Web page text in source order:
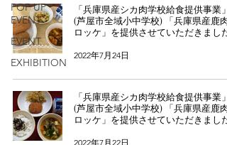
POP UP
EVENT
EVENT
EXHIBITION
「兵庫県産シカ肉学校給食提供事業」
(芦屋市全域小中学校) 「兵庫県産鹿肉
ロッケ」を提供させていただきました
2022年7月24日
「兵庫県産シカ肉学校給食提供事業」
(芦屋市全域小中学校) 「兵庫県産鹿肉
ロッケ」を提供させていただきました
2022年7月22日